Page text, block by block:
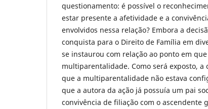
questionamento: é possível o
estar presente a afetividade e a
envolvidos nessa relação? Embora a
conquista para o Direito de Família em
se instaurou com relação ao ponto em
multiparentalidade. Como será exposto,
que a multiparentalidade não estava
que a autora da ação já possuía um pai
convivência de filiação com o ascendente